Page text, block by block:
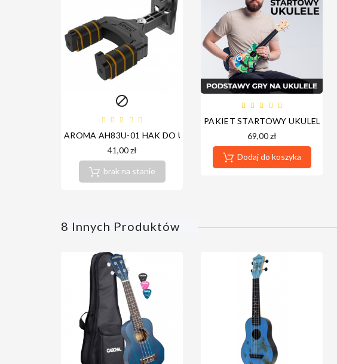

AROMA AH83U-01 HAK DO UKULELE
41,00 zł
brak na stanie
PAKIET STARTOWY UKULELE
69,00 zł
Dodaj do koszyka
8 Innych Produktów